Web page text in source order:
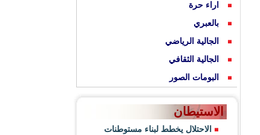
اراء حرة
بالعبري
الجالية الرياضي
الجالية الثقافي
البومات الصور
الاستيطان
الاحتلال يخطط لبناء مستوطنات